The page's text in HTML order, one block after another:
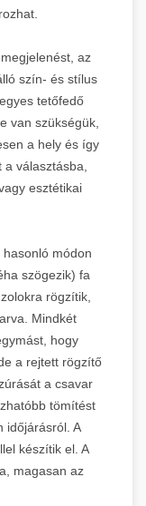
az
szín- és stílus
tetőfedő
van szükségük,
a hely és így
választásba,
esztétikai
módon
szögezik) fa
rögzítik,
Mindkét
hogy
a rejtett rögzítő
a csavar
tömítést
időjárásról. A
készítik el. A
magasan az